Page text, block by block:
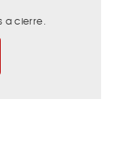
a cierre.